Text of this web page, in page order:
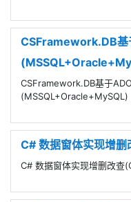
CSFramework.DB基
CSFramework.DB基于
(MSSQL+Oracle+MySQL)
C# 数据窗体实现增
C# 数据窗体实现增删改查